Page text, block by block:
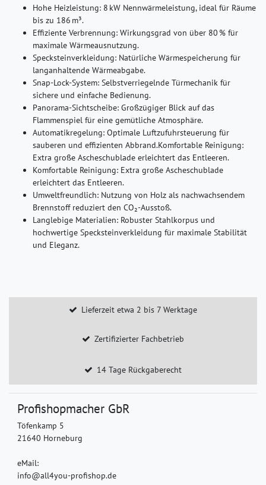
Hohe Heizleistung: 8 kW Nennwärmeleistung, ideal für Räume
bis zu 186 m³.
Effiziente Verbrennung: Wirkungsgrad von über 80 % für
maximale Wärmeausnutzung.
Specksteinverkleidung: Natürliche Wärmespeicherung für
langanhaltende Wärmeabgabe.
Snap-Lock-System: Selbstverriegelnde Türmechanik für
sichere und einfache Bedienung.
Panorama-Sichtscheibe: Großzügiger Blick auf das
Flammenspiel für eine gemütliche Atmosphäre.
Automatikregelung: Optimale Luftzufuhrsteuerung für
sauberen und effizienten Abbrand.Komfortable Reinigung:
Extra große Ascheschublade erleichtert das Entleeren.
Komfortable Reinigung: Extra große Ascheschublade
erleichtert das Entleeren.
Umweltfreundlich: Nutzung von Holz als nachwachsendem
Brennstoff reduziert den CO₂-Ausstoß.
Langlebige Materialien: Robuster Stahlkorpus und
hochwertige Specksteinverkleidung für maximale Stabilität
und Eleganz.
Lieferzeit etwa 2 bis 7 Werktage
Zertifizierter Fachbetrieb
14 Tage Rückgaberecht
Profishopmacher GbR
Töfenkamp 5
21640 Horneburg
eMail:
info@all4you-profishop.de